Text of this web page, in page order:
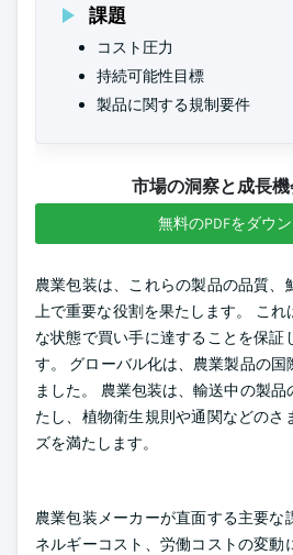
課題
コスト圧力
持続可能性目標
製品に関する規制要件
市場の洞察と成長
無料のPDFをダウ
農業包装は、これらの製品の品質、
上で重要な役割を果たします。 こ
な状態で買い手に達することを保証
す。 グローバル化は、農業製品の国
ました。 農業包装は、輸送中の製
たし、植物衛生規則や通関などのさ
ズを満たします。
農業包装メーカーが直面する主要な
ネルギーコスト、労働コストの変動